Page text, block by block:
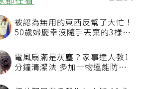
都在看
被認為無用的東西反幫了大忙！
50歲婦慶幸沒隨手丟棄的3樣物
電風扇滿是灰塵？家事達人教1
汙附著